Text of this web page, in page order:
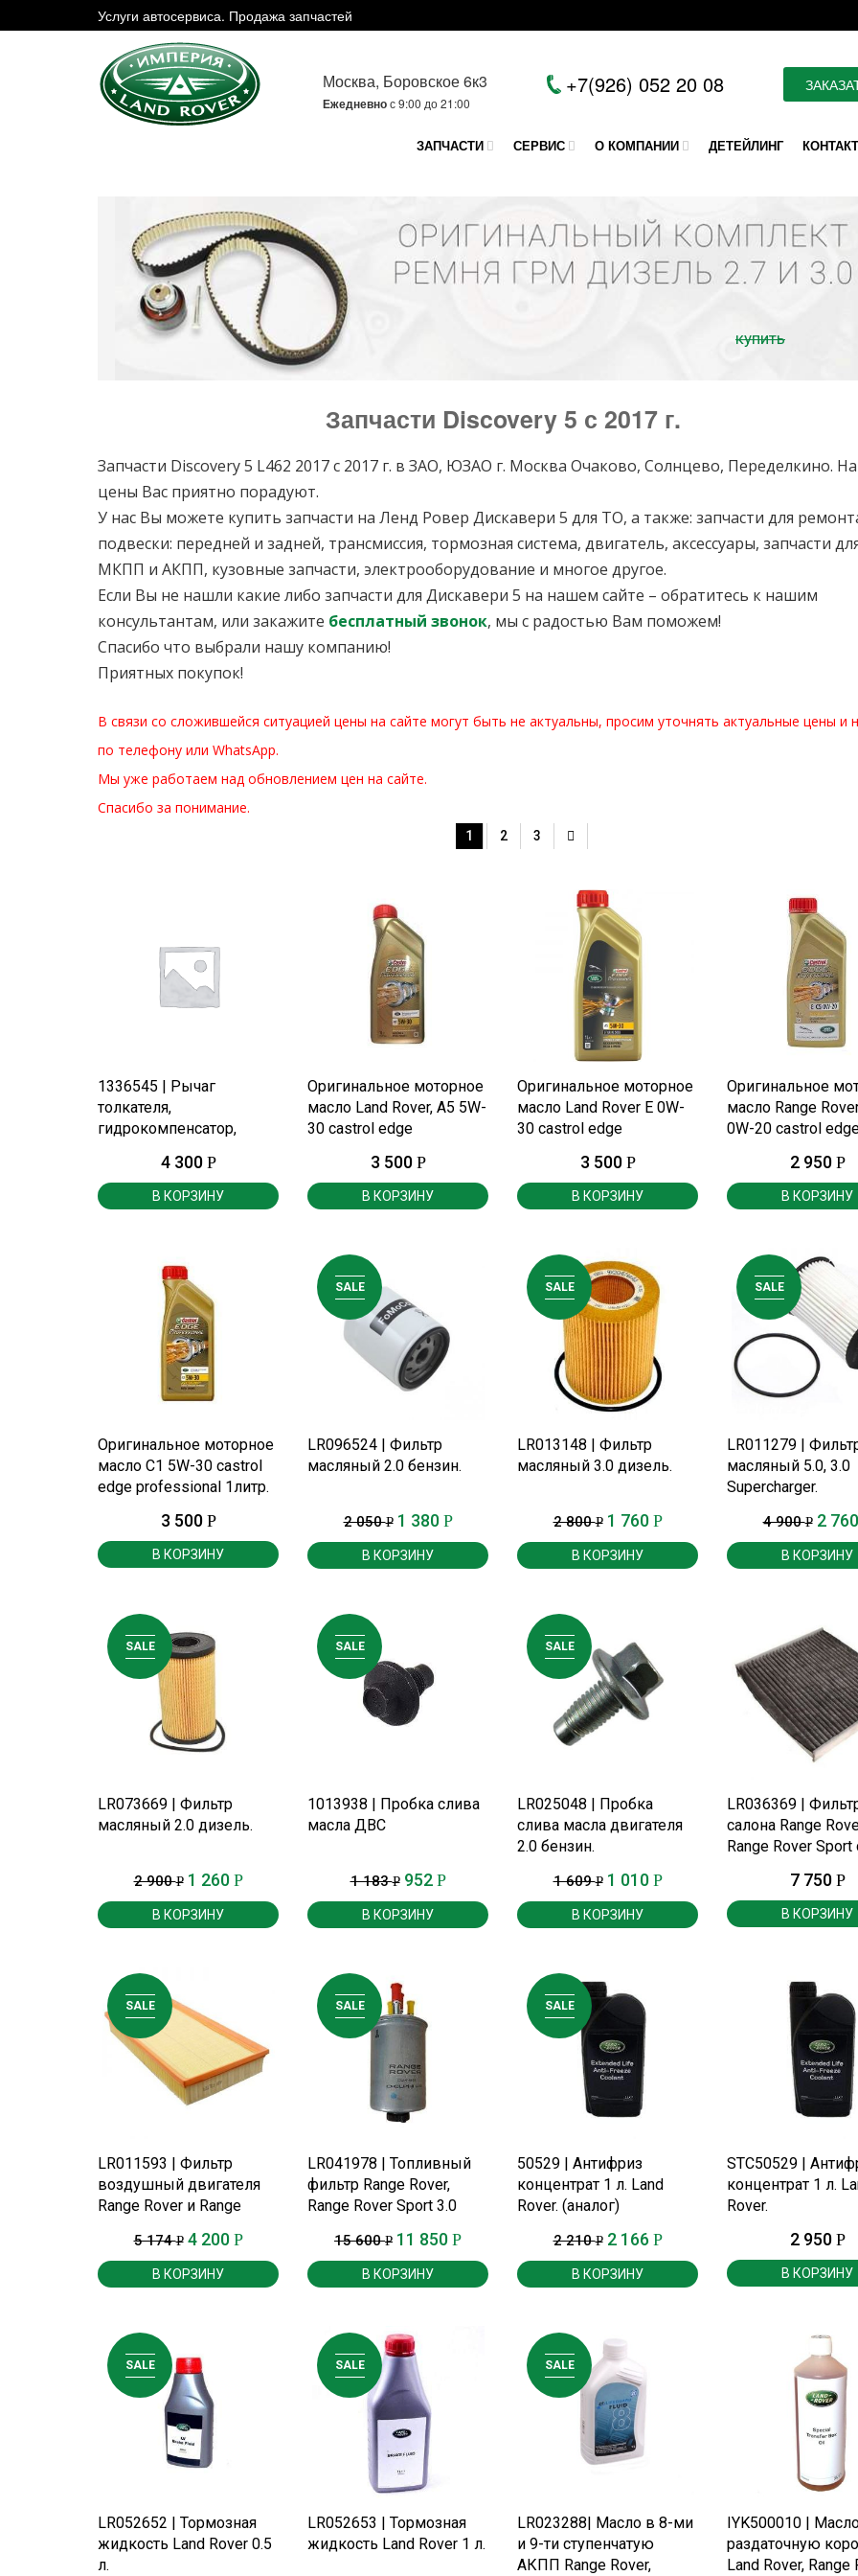
Услуги автосервиса. Продажа запчастей
Москва, Боровское 6к3
Ежедневнос 9:00 до 21:00
+7(926) 052 20 08
ЗАПЧАСТИ СЕРВИС О КОМПАНИИ ДЕТЕЙЛИНГ
купить
Запчасти Discovery 5 с 2017 г.
Запчасти Discovery 5 L462 2017 с 2017 г. в ЗАО, ЮЗАО г. Москва Очаково, Солнцево, Переделкино.
цены Вас приятно порадуют.
У нас Вы можете купить запчасти на Ленд Ровер Дискавери 5 для ТО, а также: запчасти для
подвески: передней и задней, трансмиссия, тормозная система, двигатель, аксессуары, запчасти
МКПП и АКПП, кузовные запчасти, электрооборудование и многое другое.
Если Вы не нашли какие либо запчасти для Дискавери 5 на нашем сайте – обратитесь к нашим
консультантам, или закажите бесплатный звонок, мы с радостью Вам поможем!
Спасибо что выбрали нашу компанию!
Приятных покупок!
В связи со сложившейся ситуацией цены на сайте могут быть не актуальны, просим уточнять актуальные цены и
по телефону или WhatsApp.
Мы уже работаем над обновлением цен на сайте.
Спасибо за понимание.
1 2 3
ПОДРОБНЕЕ
1336545 | Рычаг
толкателя,
гидрокомпенсатор,
4 300 Р
В КОРЗИНУ
ПОДРОБНЕЕ
Оригинальное моторное
масло Land Rover, A5 5W-
30 castrol edge
3 500 Р
В КОРЗИНУ
ПОДРОБНЕЕ
Оригинальное моторное
масло Land Rover E 0W-
30 castrol edge
3 500 Р
В КОРЗИНУ
ПОДРОБНЕЕ
Оригинальное
масло Range
0W-20 castrol
2 950 Р
В КОРЗИНУ
ПОДРОБНЕЕ
Оригинальное моторное
масло С1 5W-30 castrol
edge professional 1литр.
3 500 Р
В КОРЗИНУ
SALE
ПОДРОБНЕЕ
LR096524 | Фильтр
масляный 2.0 бензин.
2 050Р 1 380 Р
В КОРЗИНУ
SALE
ПОДРОБНЕЕ
LR013148 | Фильтр
масляный 3.0 дизель.
2 800Р 1 760 Р
В КОРЗИНУ
SALE
ПОДРОБНЕЕ
LR011279 |
масляный 5.0, 3.0
Supercharger.
4 900Р 2 760
В КОРЗИНУ
SALE
ПОДРОБНЕЕ
LR073669 | Фильтр
масляный 2.0 дизель.
2 900Р 1 260 Р
В КОРЗИНУ
SALE
ПОДРОБНЕЕ
1013938 | Пробка слива
масла ДВС
1 183Р 952 Р
В КОРЗИНУ
SALE
ПОДРОБНЕЕ
LR025048 | Пробка
слива масла двигателя
2.0 бензин.
1 609Р 1 010 Р
В КОРЗИНУ
ПОДРОБНЕЕ
LR036369 |
салона Range
Range Rover Sport
7 750 Р
В КОРЗИНУ
SALE
ПОДРОБНЕЕ
LR011593 | Фильтр
воздушный двигателя
Range Rover и Range
5 174Р 4 200 Р
В КОРЗИНУ
SALE
ПОДРОБНЕЕ
LR041978 | Топливный
фильтр Range Rover,
Range Rover Sport 3.0
15 600Р 11 850 Р
В КОРЗИНУ
SALE
ПОДРОБНЕЕ
50529 | Антифриз
концентрат 1 л. Land
Rover. (аналог)
2 210Р 2 166 Р
В КОРЗИНУ
ПОДРОБНЕЕ
STC50529 |
концентрат 1 л.
Rover.
2 950 Р
В КОРЗИНУ
SALE
ПОДРОБНЕЕ
LR052652 | Тормозная
жидкость Land Rover 0.5
л.
SALE
ПОДРОБНЕЕ
LR052653 | Тормозная
жидкость Land Rover 1 л.
SALE
ПОДРОБНЕЕ
LR023288| Масло в 8-ми
и 9-ти ступенчатую
АКПП Range Rover,
ПОДРОБНЕЕ
IYK500010 |
раздаточную
Land Rover, Range